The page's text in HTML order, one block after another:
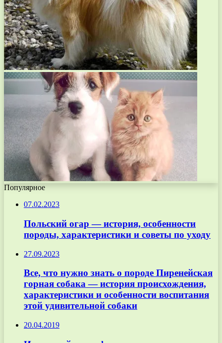
Популярное
07.02.2023
Польский огар — история, особенности
породы, характеристики и советы по уходу
27.09.2023
Все, что нужно знать о породе Пиренейская
горная собака — история происхождения,
характеристики и особенности воспитания
этой удивительной собаки
20.04.2019